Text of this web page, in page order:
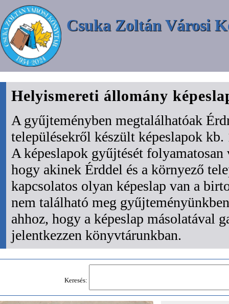
Csuka Zoltán Városi
Helyismereti állomány
A gyűjteményben megtalálhatóak
településekről készült képeslapok
A képeslapok gyűjtését
hogy akinek Érddel és a környező
kapcsolatos olyan képeslap van a
nem található meg
ahhoz, hogy a képeslap másolatával
jelentkezzen könyvtárunkban.
Keresés: